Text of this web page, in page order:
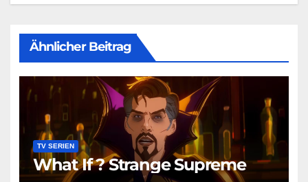
Ähnlicher Beitrag
TV SERIEN
What If ? Strange Supreme